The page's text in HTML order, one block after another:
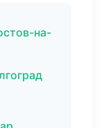
на-